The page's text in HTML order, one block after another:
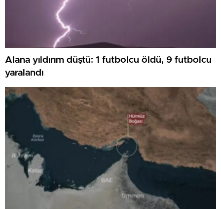
Alana yıldırım düştü: 1 futbolcu öldü, 9 futbolcu
yaralandı